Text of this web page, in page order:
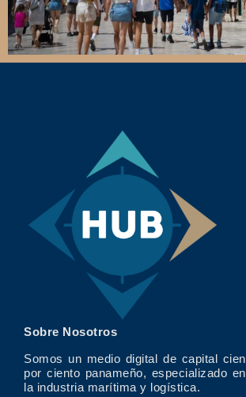
Sobre Nosotros
Somos un medio digital de capital cien
por ciento panameño, especializado en
la industria marítima y logística.